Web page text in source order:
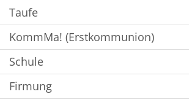
Taufe
KommMa! (Erstkommunion)
Schule
Firmung